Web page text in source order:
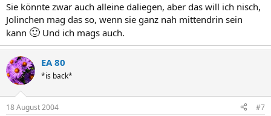
Sie könnte zwar auch alleine daliegen, aber das will ich nisch,
Jolinchen mag das so, wenn sie ganz nah mittendrin sein
kann 🙂 Und ich mags auch.
EA 80
*is back*
18 August 2004 #7